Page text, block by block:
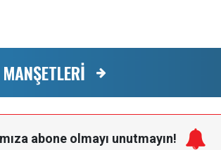
abone olmayı unutmayın!